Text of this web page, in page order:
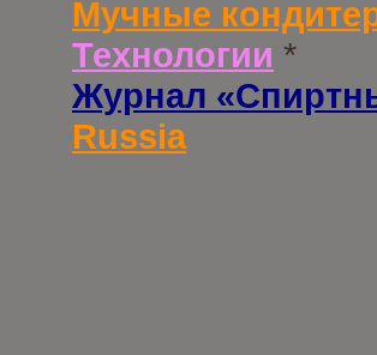
Мучные
Технологии *
Журнал
Russia